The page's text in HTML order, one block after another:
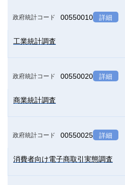
政府統計コード 00550010 詳細
工業統計調査
政府統計コード 00550020 詳細
商業統計調査
政府統計コード 00550025 詳細
消費者向け電子商取引実態調査